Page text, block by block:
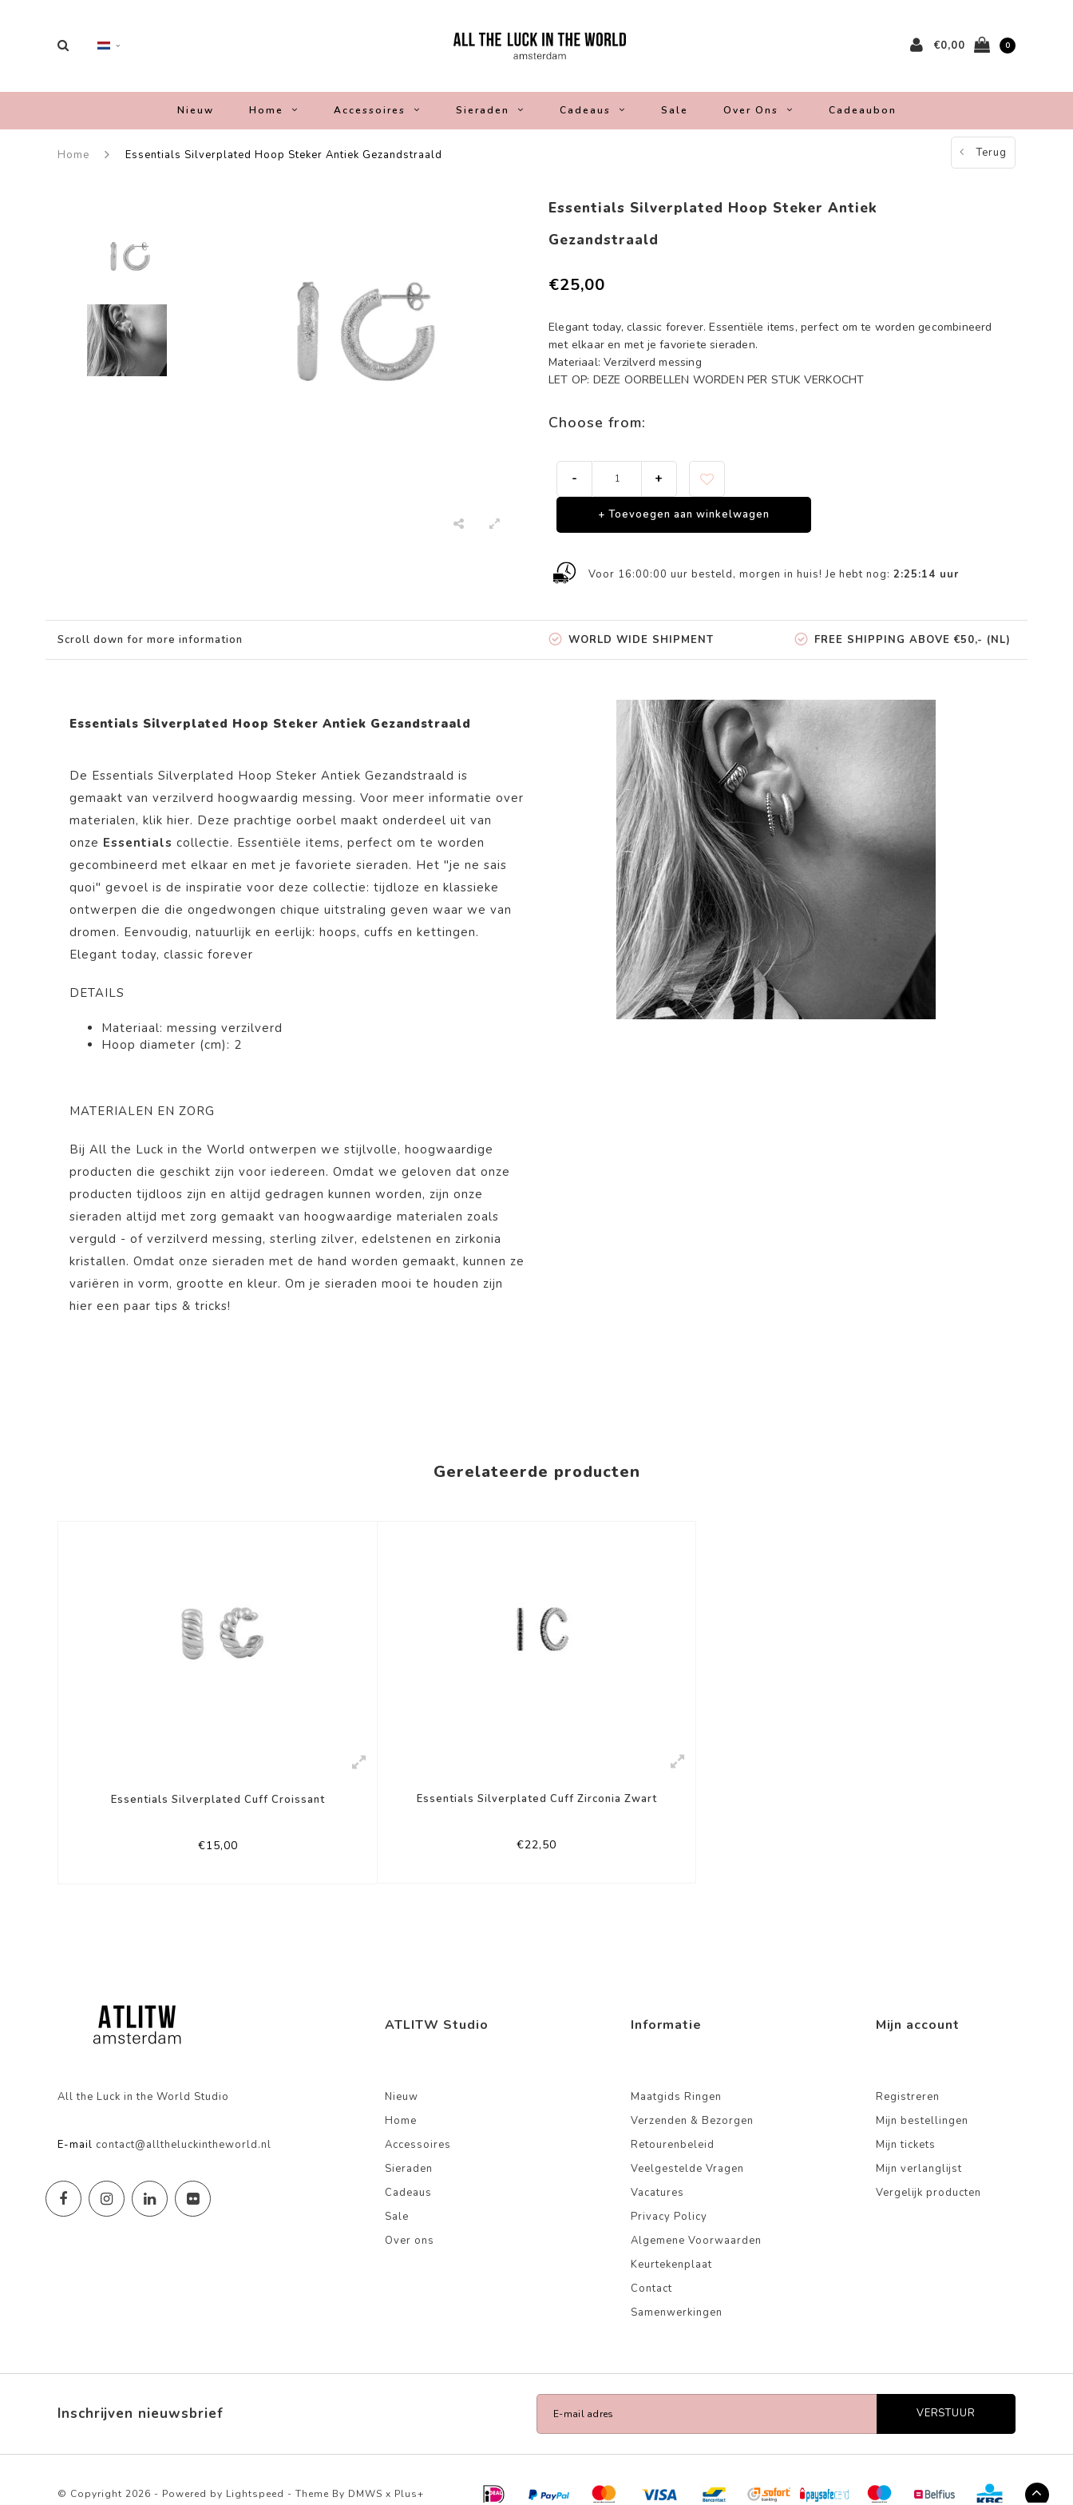
€0,00 0
Nieuw Home Accessoires Sieraden Cadeaus Sale Over Ons Cadeaubon
Home Essentials Silverplated Hoop Steker Antiek Gezandstraald Terug
Essentials Silverplated Hoop Steker Antiek
Gezandstraald
€25,00
Elegant today, classic forever. Essentiële items, perfect om te worden gecombineerd
met elkaar en met je favoriete sieraden.
Materiaal: Verzilverd messing
LET OP: DEZE OORBELLEN WORDEN PER STUK VERKOCHT
Choose from:
- +
+ Toevoegen aan winkelwagen
Voor 16:00:00 uur besteld, morgen in huis! Je hebt nog: 2:25:14 uur
Scroll down for more information WORLD WIDE SHIPMENT FREE SHIPPING ABOVE €50,- (NL)
Essentials Silverplated Hoop Steker Antiek Gezandstraald
De Essentials Silverplated Hoop Steker Antiek Gezandstraald is
gemaakt van verzilverd hoogwaardig messing. Voor meer informatie over
materialen, klik hier. Deze prachtige oorbel maakt onderdeel uit van
onze Essentials collectie. Essentiële items, perfect om te worden
gecombineerd met elkaar en met je favoriete sieraden. Het "je ne sais
quoi" gevoel is de inspiratie voor deze collectie: tijdloze en klassieke
ontwerpen die die ongedwongen chique uitstraling geven waar we van
dromen. Eenvoudig, natuurlijk en eerlijk: hoops, cuffs en kettingen.
Elegant today, classic forever
DETAILS
Materiaal: messing verzilverd
Hoop diameter (cm): 2
MATERIALEN EN ZORG
Bij All the Luck in the World ontwerpen we stijlvolle, hoogwaardige
producten die geschikt zijn voor iedereen. Omdat we geloven dat onze
producten tijdloos zijn en altijd gedragen kunnen worden, zijn onze
sieraden altijd met zorg gemaakt van hoogwaardige materialen zoals
verguld - of verzilverd messing, sterling zilver, edelstenen en zirkonia
kristallen. Omdat onze sieraden met de hand worden gemaakt, kunnen ze
variëren in vorm, grootte en kleur. Om je sieraden mooi te houden zijn
hier een paar tips & tricks!
Gerelateerde producten
Essentials Silverplated Cuff Croissant
€15,00
Essentials Silverplated Cuff Zirconia Zwart
€22,50
All the Luck in the World Studio
E-mail contact@alltheluckintheworld.nl
ATLITW Studio
Nieuw
Home
Accessoires
Sieraden
Cadeaus
Sale
Over ons
Informatie
Maatgids Ringen
Verzenden & Bezorgen
Retourenbeleid
Veelgestelde Vragen
Vacatures
Privacy Policy
Algemene Voorwaarden
Keurtekenplaat
Contact
Samenwerkingen
Mijn account
Registreren
Mijn bestellingen
Mijn tickets
Mijn verlanglijst
Vergelijk producten
Inschrijven nieuwsbrief VERSTUUR
© Copyright 2026 - Powered by Lightspeed - Theme By DMWS x Plus+